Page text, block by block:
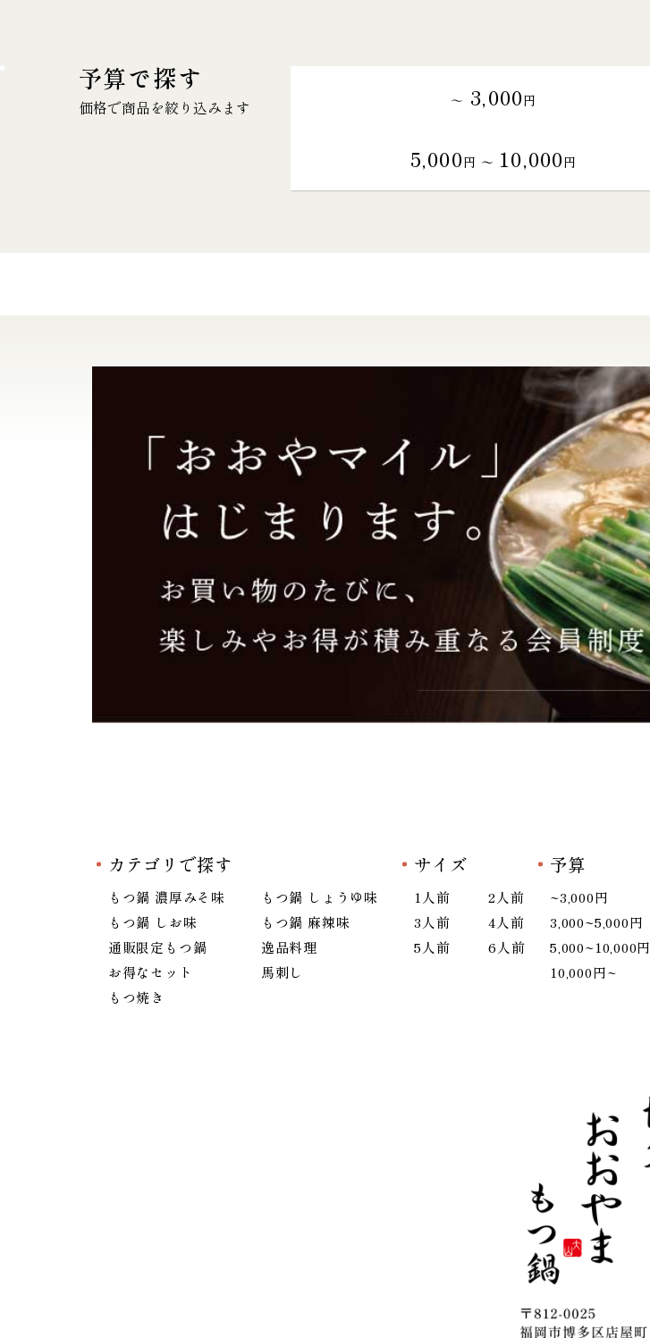
予算で探す
価格で商品を絞り込みます ～ 3,000円
5,000円 〜 10,000円
カテゴリで探す
もつ鍋 濃厚みそ味
もつ鍋 しょうゆ味
もつ鍋 しお味
もつ鍋 麻辣味
通販限定もつ鍋
逸品料理
お得なセット
馬刺し
もつ焼き
サイズ
1人前
2人前
3人前
4人前
5人前
6人前
予算
~3,000円
3,000~5,000円
5,000~10,000円
10,000円~